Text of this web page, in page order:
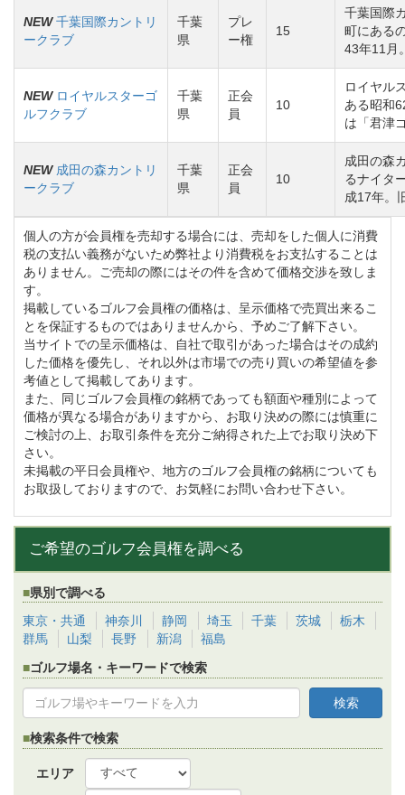
NEW 千葉国際カントリ
ークラブ
千葉
県
プレ
ー権
15
千葉国際
町にある
43年11月
NEW ロイヤルスターゴ
ルフクラブ
千葉
県
正会
員
10
ロイヤル
ある昭和
は「君津
NEW 成田の森カントリ
ークラブ
千葉
県
正会
員
10
成田の森
るナイタ
成17年。
個人の方が会員権を売却する場合には、売却をした個人に消費
税の支払い義務がないため弊社より消費税をお支払することは
ありません。ご売却の際にはその件を含めて価格交渉を致しま
す。
掲載しているゴルフ会員権の価格は、呈示価格で売買出来るこ
とを保証するものではありませんから、予めご了解下さい。
当サイトでの呈示価格は、自社で取引があった場合はその成約
した価格を優先し、それ以外は市場での売り買いの希望値を参
考値として掲載してあります。
また、同じゴルフ会員権の銘柄であっても額面や種別によって
価格が異なる場合がありますから、お取り決めの際には慎重に
ご検討の上、お取引条件を充分ご納得された上でお取り決め下
さい。
未掲載の平日会員権や、地方のゴルフ会員権の銘柄についても
お取扱しておりますので、お気軽にお問い合わせ下さい。
ご希望のゴルフ会員権を調べる
県別で調べる
東京・共通
神奈川 静岡 埼玉 千葉 茨城
栃木
群馬
山梨 長野 新潟
福島
ゴルフ場名・キーワードで検索
検索条件で検索
エリア